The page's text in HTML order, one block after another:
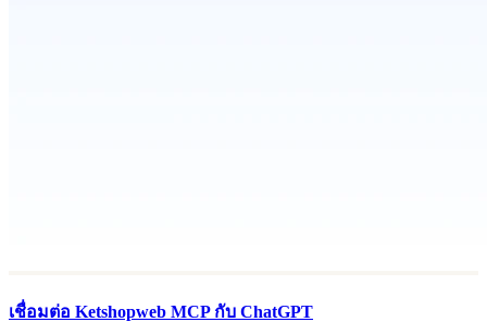
เชื่อมต่อ Ketshopweb MCP กับ ChatGPT